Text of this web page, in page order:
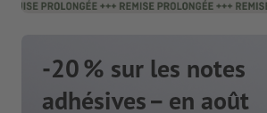
-20 % sur les notes
adhésives – en août